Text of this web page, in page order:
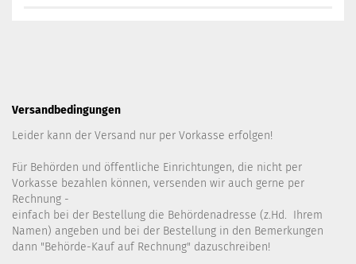
Versandbedingungen
Leider kann der Versand nur per Vorkasse erfolgen!
Für Behörden und öffentliche Einrichtungen, die nicht per
Vorkasse bezahlen können, versenden wir auch gerne per
Rechnung -
einfach bei der Bestellung die Behördenadresse (z.Hd. Ihrem
Namen) angeben und bei der Bestellung in den Bemerkungen
dann "Behörde-Kauf auf Rechnung" dazuschreiben!